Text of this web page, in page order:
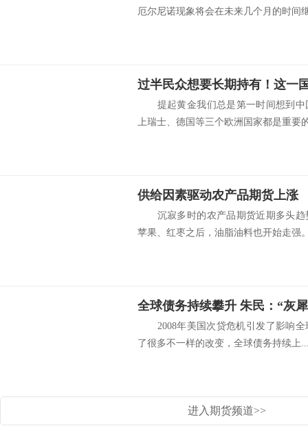
厄尔尼诺现象将会在未来几个月的时间
过半民众想要长期持有！这一
提起黄金我们总是第一时间想到中
上瑞士、德国等三个欧洲国家都是重要
供给因素驱动农产品期货上涨
沉寂多时的农产品期货近期多头趋
苹果、红枣之后，油脂油料也开始走强
全球债务持续攀升 朱民：“灰
2008年美国次贷危机引发了影响全
了很多不一样的改变，全球债务持续上
进入期货频道>>